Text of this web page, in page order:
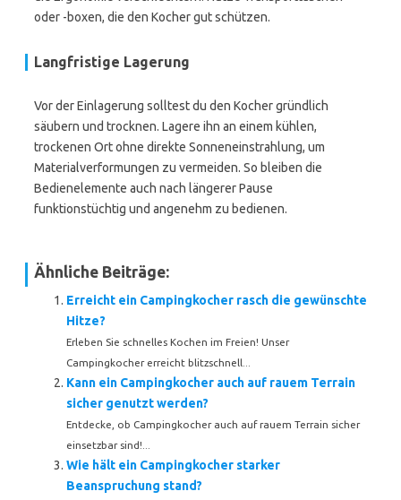
oder -boxen, die den Kocher gut schützen.
Langfristige Lagerung
Vor der Einlagerung solltest du den Kocher gründlich
säubern und trocknen. Lagere ihn an einem kühlen,
trockenen Ort ohne direkte Sonneneinstrahlung, um
Materialverformungen zu vermeiden. So bleiben die
Bedienelemente auch nach längerer Pause
funktionstüchtig und angenehm zu bedienen.
Ähnliche Beiträge:
Erreicht ein Campingkocher rasch die gewünschte
Hitze?
Erleben Sie schnelles Kochen im Freien! Unser
Campingkocher erreicht blitzschnell...
Kann ein Campingkocher auch auf rauem Terrain
sicher genutzt werden?
Entdecke, ob Campingkocher auch auf rauem Terrain sicher
einsetzbar sind!...
Wie hält ein Campingkocher starker
Beanspruchung stand?